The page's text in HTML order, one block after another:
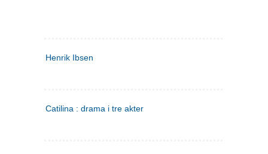
Henrik Ibsen
Catilina : drama i tre akter